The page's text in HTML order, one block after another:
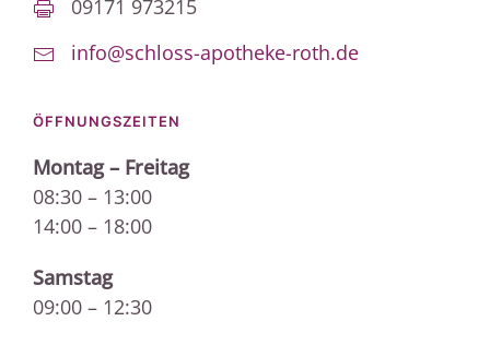
09171 973215
info@schloss-apotheke-roth.de
ÖFFNUNGSZEITEN
Montag – Freitag
08:30 – 13:00
14:00 – 18:00
Samstag
09:00 – 12:30